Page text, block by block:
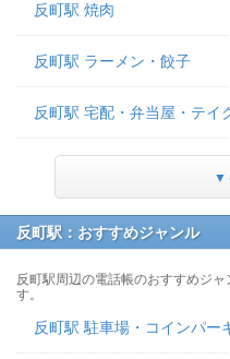
反町駅 焼肉
反町駅 ラーメン・餃子
反町駅 宅配・弁当屋・テイ
▼
反町駅：おすすめジャンル
反町駅周辺の電話帳のおすすめジ
す。
反町駅 駐車場・コインパー